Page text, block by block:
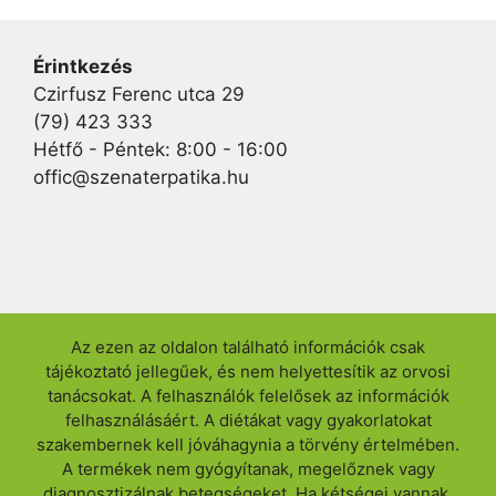
Érintkezés
Czirfusz Ferenc utca 29
(79) 423 333
Hétfő - Péntek: 8:00 - 16:00
offic@szenaterpatika.hu
Az ezen az oldalon található információk csak
tájékoztató jellegűek, és nem helyettesítik az orvosi
tanácsokat. A felhasználók felelősek az információk
felhasználásáért. A diétákat vagy gyakorlatokat
szakembernek kell jóváhagynia a törvény értelmében.
A termékek nem gyógyítanak, megelőznek vagy